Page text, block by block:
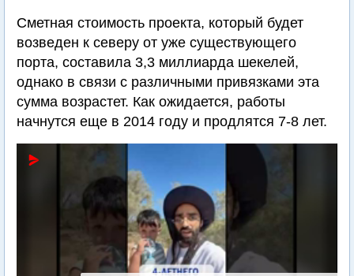
Сметная стоимость проекта, который будет
возведен к северу от уже существующего
порта, составила 3,3 миллиарда шекелей,
однако в связи с различными привязками эта
сумма возрастет. Как ожидается, работы
начнутся еще в 2014 году и продлятся 7-8 лет.